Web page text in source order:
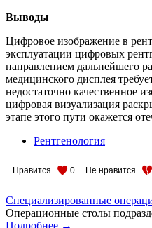
Выводы
Цифровое изображение в
эксплуатации цифровых
направлением дальнейшего
медицинского дисплея
недостаточно качественное
цифровая визуализация
этапе этого пути окажется
Рентгенология
Нравится 0 Не нравится
Специализированные
Операционные столы
Подробнее →